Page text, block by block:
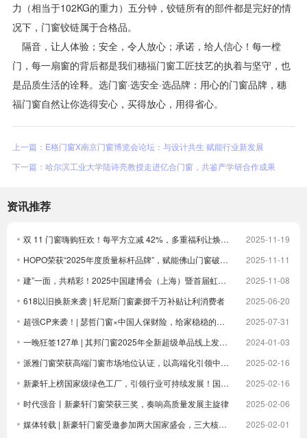
力（相当于102KG的重力）五分钟，铰链所有的部件都是完好的情
况下，门窗铰链属于合格品。
隔音，让人体验；安全，令人放心；承诺，给人信心！每一樘
门，每一扇窗的背后都是我们穗福门窗工匠技艺的执着与坚守，也
是品质生活的诠释。选门窗·选安全·选品牌：用心的门窗品牌，穗
福门窗自然让你选得安心，买得放心，用得省心。
上一篇：E格门窗X南京门窗博览会论坛：与设计共生 赋能行业新发展
下一篇：哈尔滨工业大学陆诗亮教授走进亿合门窗，共鉴产学研合作成果
资讯推荐
双 11 门窗嗨购狂欢！每平方立减 42%，多重福利让焕新更划算！
2025-11-19
HOPO荣获“2025年度质量标杆品牌”，赋能佛山门窗破卷立新
2025-11-11
建”一面，共精彩！2025中国建博会（上海）暨首届虹桥设计周顺利收官！
2025-11-08
618以旧换新来袭 | 轩尼斯门窗豪掷千万补贴让利消费者
2025-06-20
超强CP来袭！| 瑟哲门窗×中国人保财险，给家稳稳的安全感
2025-07-31
一晚狂签127单 | 其邦门窗2025年全新超级单品线上发布圆满成功
2024-01-03
派雅门窗荣获高端门窗市场地位认证，以高端化引领中国门窗新未来| 倒计时
2025-02-16
新豪轩上榜国家级绿色工厂，引领行业可持续发展！国家级荣誉 1！
2025-02-16
时代强音丨新豪轩门窗荣获三奖，奏响高质量发展主旋律
2025-02-06
媒体转载 | 新豪轩门窗受邀参加两大国家盛会，三大核心优势驱动企业发展
2025-02-01